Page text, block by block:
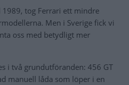
1989, tog Ferrari ett mindre
Men i Sverige fick vi
oss med betydligt mer
i två grundutföranden: 456 GT
manuell låda som löper i en